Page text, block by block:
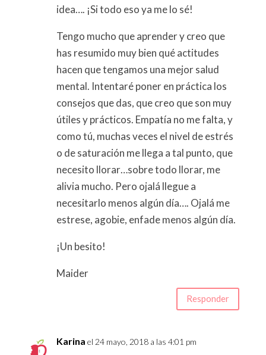
idea…. ¡Si todo eso ya me lo sé!
Tengo mucho que aprender y creo que
has resumido muy bien qué actitudes
hacen que tengamos una mejor salud
mental. Intentaré poner en práctica los
consejos que das, que creo que son muy
útiles y prácticos. Empatía no me falta, y
como tú, muchas veces el nivel de estrés
o de saturación me llega a tal punto, que
necesito llorar…sobre todo llorar, me
alivia mucho. Pero ojalá llegue a
necesitarlo menos algún día…. Ojalá me
estrese, agobie, enfade menos algún día.
¡Un besito!
Maider
Responder
Karina el 24 mayo, 2018 a las 4:01 pm